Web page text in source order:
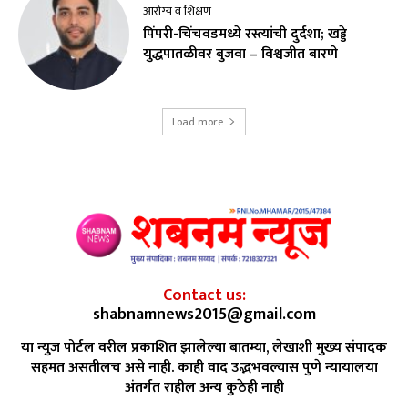
आरोग्य व शिक्षण
पिंपरी-चिंचवडमध्ये रस्त्यांची दुर्दशा; खड्डे
युद्धपातळीवर बुजवा – विश्वजीत बारणे
Load more
Contact us:
shabnamnews2015@gmail.com
या न्युज पोर्टल वरील प्रकाशित झालेल्या बातम्या, लेखाशी मुख्य संपादक
सहमत असतीलच असे नाही. काही वाद उद्भभवल्यास पुणे न्यायालया
अंतर्गत राहील अन्य कुठेही नाही